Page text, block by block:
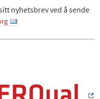
nyhetsbrev ved å sende